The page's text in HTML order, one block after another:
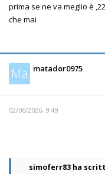
prima se ne va meglio è
che mai
Ma matador0975
02/06/2026, 9:49
simoferr83 ha